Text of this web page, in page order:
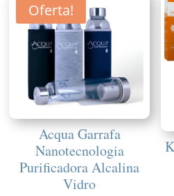
Oferta!
Acqua Garrafa
Nanotecnologia
Purificadora Alcalina
Vidro